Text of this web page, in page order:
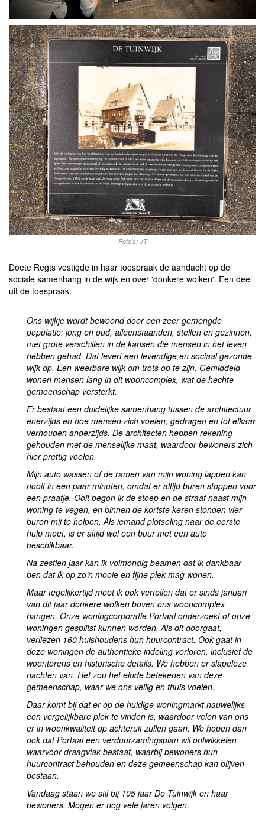
Foto's: JT
Doete Regts vestigde in haar toespraak de aandacht op de
sociale samenhang in de wijk en over 'donkere wolken'. Een deel
uit de toespraak:
Ons wijkje wordt bewoond door een zeer gemengde
populatie: jong en oud, alleenstaanden, stellen en gezinnen,
met grote verschillen in de kansen die mensen in het leven
hebben gehad. Dat levert een levendige en sociaal gezonde
wijk op. Een weerbare wijk om trots op te zijn. Gemiddeld
wonen mensen lang in dit wooncomplex, wat de hechte
gemeenschap versterkt.
Er bestaat een duidelijke samenhang tussen de architectuur
enerzijds en hoe mensen zich voelen, gedragen en tot elkaar
verhouden anderzijds. De architecten hebben rekening
gehouden met de menselijke maat, waardoor bewoners zich
hier prettig voelen.
Mijn auto wassen of de ramen van mijn woning lappen kan
nooit in een paar minuten, omdat er altijd buren stoppen voor
een praatje. Ooit begon ik de stoep en de straat naast mijn
woning te vegen, en binnen de kortste keren stonden vier
buren mij te helpen. Als iemand plotseling naar de eerste
hulp moet, is er altijd wel een buur met een auto
beschikbaar.
Na zestien jaar kan ik volmondig beamen dat ik dankbaar
ben dat ik op zo’n mooie en fijne plek mag wonen.
Maar tegelijkertijd moet ik ook vertellen dat er sinds januari
van dit jaar donkere wolken boven ons wooncomplex
hangen. Onze woningcorporatie Portaal onderzoekt of onze
woningen gesplitst kunnen worden. Als dit doorgaat,
verliezen 160 huishoudens hun huurcontract. Ook gaat in
deze woningen de authentieke indeling verloren, inclusief de
woontorens en historische details. We hebben er slapeloze
nachten van. Het zou het einde betekenen van deze
gemeenschap, waar we ons veilig en thuis voelen.
Daar komt bij dat er op de huidige woningmarkt nauwelijks
een vergelijkbare plek te vinden is, waardoor velen van ons
er in woonkwaliteit op achteruit zullen gaan. We hopen dan
ook dat Portaal een verduurzamingsplan wil ontwikkelen
waarvoor draagvlak bestaat, waarbij bewoners hun
huurcontract behouden en deze gemeenschap kan blijven
bestaan.
Vandaag staan we stil bij 105 jaar De Tuinwijk en haar
bewoners. Mogen er nog vele jaren volgen.